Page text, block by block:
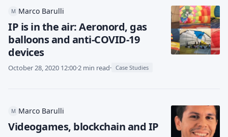
M Marco Barulli
IP is in the air: Aeronord, gas
balloons and anti-COVID-19
devices
October 28, 2020 12:00·2 min read· Case Studies
M Marco Barulli
Videogames, blockchain and IP